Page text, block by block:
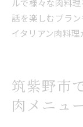
ルで様々な肉料
話を楽しむプラ
イタリアン肉料理
筑紫野市
肉メニュ